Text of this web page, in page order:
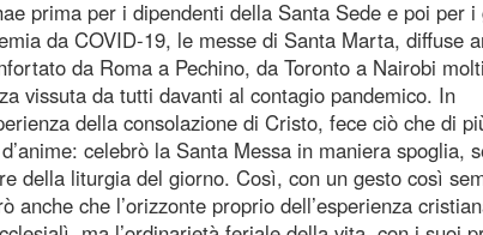
prima per i dipendenti della Santa Sede e poi per i
da COVID-19, le messe di Santa Marta, diffuse
da Roma a Pechino, da Toronto a Nairobi
vissuta da tutti davanti al contagio pandemico. In
della consolazione di Cristo, fece ciò che di
celebrò la Santa Messa in maniera spoglia,
della liturgia del giorno. Così, con un gesto così
che l’orizzonte proprio dell’esperienza